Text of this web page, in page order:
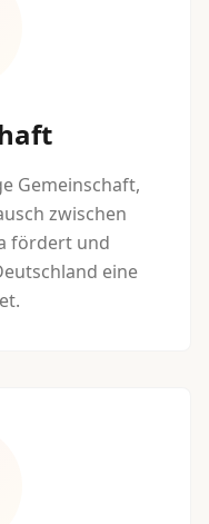
Gemeinschaft,
zwischen
fördert und
eine